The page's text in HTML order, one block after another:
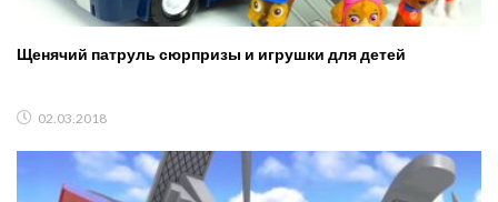
Щенячий патруль сюрпризы и игрушки для детей
02.03.2018